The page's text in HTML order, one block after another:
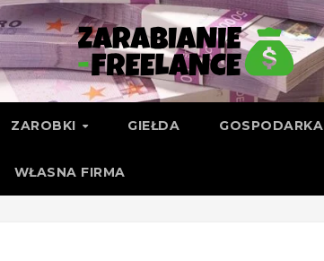
ZAROBKI GIEŁDA GOSPODARKA
WŁASNA FIRMA